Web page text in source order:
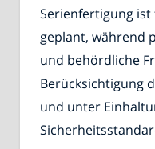
Serienfertigung ist
geplant, während
und behördliche
Berücksichtigung
und unter